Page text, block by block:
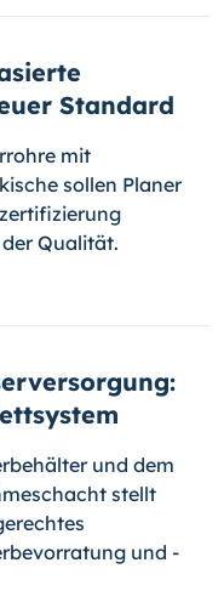
Standard
mit
sollen Planer
Qualität.
und dem
stellt
und -